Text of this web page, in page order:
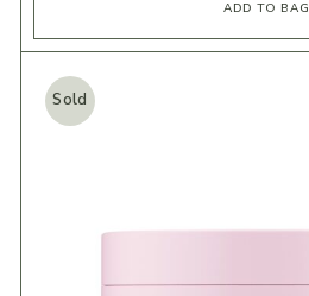
ADD TO BAG
Sold